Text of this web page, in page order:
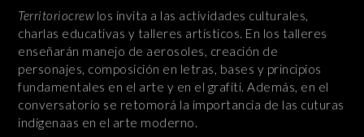
Territoriocrew los invita a las actividades culturales,
charlas educativas y talleres artísticos. En los talleres
enseñarán manejo de aerosoles, creación de
personajes, composición en letras, bases y principios
fundamentales en el arte y en el grafiti. Además, en el
conversatorio se retomorá la importancia de las cuturas
indígenaas en el arte moderno.